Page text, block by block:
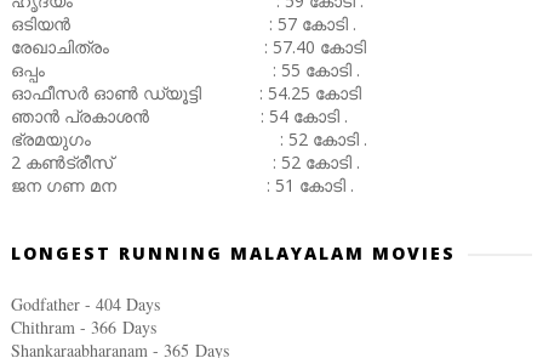
ഒടിയൻ : 57 കോടി .
രേഖാചിത്രം : 57.40 കോടി
ഒപ്പം : 55 കോടി .
ഓഫീസർ ഓൺ ഡ്യൂട്ടി : 54.25 കോടി
ഞാൻ പ്രകാശൻ : 54 കോടി .
ഭ്രമയുഗം : 52 കോടി .
2 കൺട്രീസ് : 52 കോടി .
ജന ഗണ മന : 51 കോടി .
LONGEST RUNNING MALAYALAM MOVIES
Godfather - 404 Days
Chithram - 366 Days
Shankaraabharanam - 365 Days